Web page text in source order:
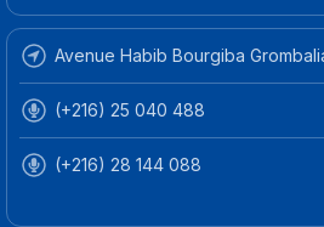
Avenue Habib Bourgiba
(+216) 25 040 488
(+216) 28 144 088